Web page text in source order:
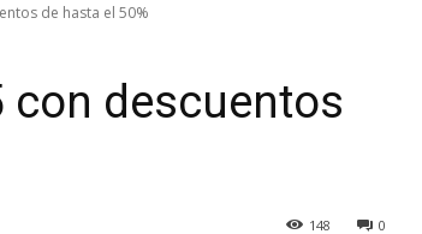
de hasta el 50%
con descuentos
0
148